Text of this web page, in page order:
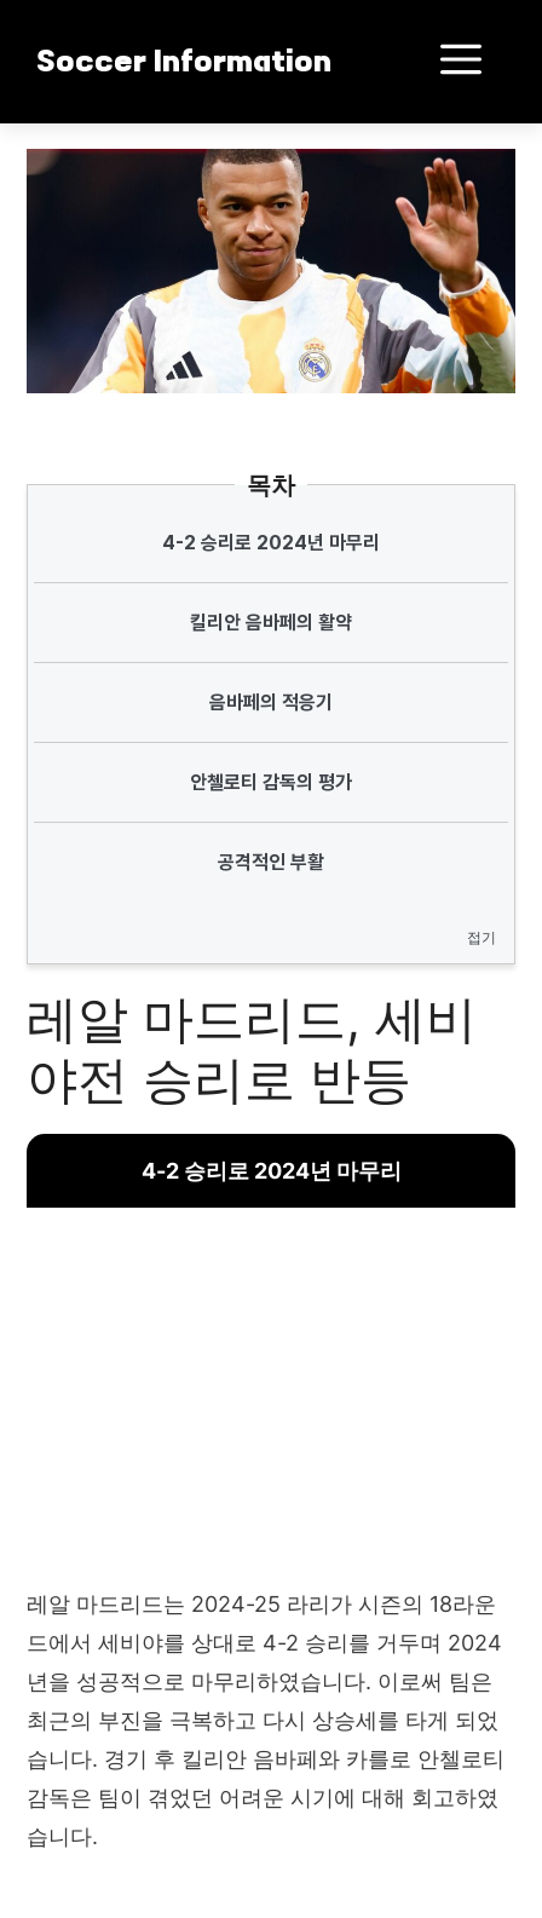
Soccer Information
메
뉴
목차
4-2 승리로 2024년 마무리
킬리안 음바페의 활약
음바페의 적응기
안첼로티 감독의 평가
공격적인 부활
접기
레알 마드리드, 세비
야전 승리로 반등
4-2 승리로 2024년 마무리
레알 마드리드는 2024-25 라리가 시즌의 18라운
드에서 세비야를 상대로 4-2 승리를 거두며 2024
년을 성공적으로 마무리하였습니다. 이로써 팀은
최근의 부진을 극복하고 다시 상승세를 타게 되었
습니다. 경기 후 킬리안 음바페와 카를로 안첼로티
감독은 팀이 겪었던 어려운 시기에 대해 회고하였
습니다.